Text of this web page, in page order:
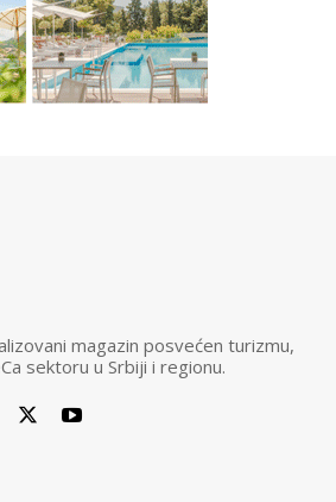
magazin posvećen turizmu,
sektoru u Srbiji i regionu.